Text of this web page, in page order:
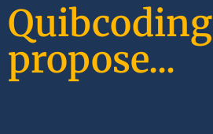
Quibcoding
propose...